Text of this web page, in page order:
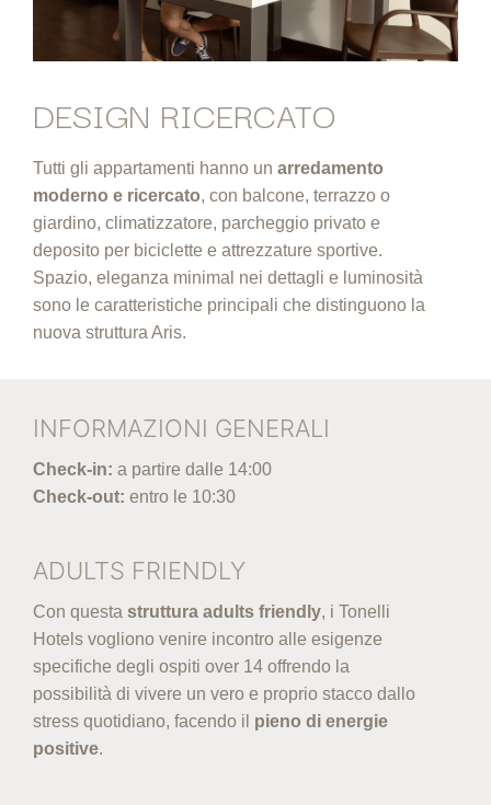
DESIGN RICERCATO
Tutti gli appartamenti hanno un arredamento
moderno e ricercato, con balcone, terrazzo o
giardino, climatizzatore, parcheggio privato e
deposito per biciclette e attrezzature sportive.
Spazio, eleganza minimal nei dettagli e luminosità
sono le caratteristiche principali che distinguono la
nuova struttura Aris.
INFORMAZIONI GENERALI
Check-in: a partire dalle 14:00
Check-out: entro le 10:30
ADULTS FRIENDLY
Con questa struttura adults friendly, i Tonelli
Hotels vogliono venire incontro alle esigenze
specifiche degli ospiti over 14 offrendo la
possibilità di vivere un vero e proprio stacco dallo
stress quotidiano, facendo il pieno di energie
positive.